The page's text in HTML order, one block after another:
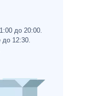
до 20:00.
12:30.